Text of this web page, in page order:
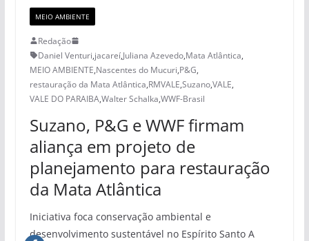
MEIO AMBIENTE
Redação
Daniel Venturi,jacareí,Juliana Azevedo,Mata Atlântica,
MEIO AMBIENTE,Nascentes do Mucuri,P&G,
restauração da Mata Atlântica,RMVALE,Suzano,VALE,
VALE DO PARAIBA,Walter Schalka,WWF-Brasil
Suzano, P&G e WWF firmam
aliança em projeto de
planejamento para restauração
da Mata Atlântica
Iniciativa foca conservação ambiental e
desenvolvimento sustentável no Espírito Santo A